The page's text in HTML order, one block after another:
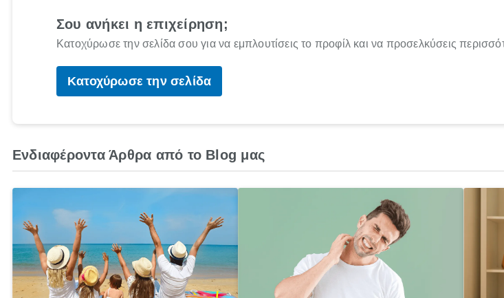
Σου ανήκει η επιχείρηση;
Κατοχύρωσε την σελίδα σου για να εμπλουτίσεις το προφίλ και να προσελκύσεις
Κατοχύρωσε την σελίδα
Ενδιαφέροντα Άρθρα από το Blog μας